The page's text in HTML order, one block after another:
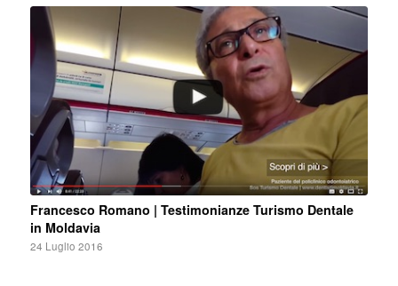
Francesco Romano | Testimonianze Turismo Dentale
in Moldavia
24 Luglio 2016